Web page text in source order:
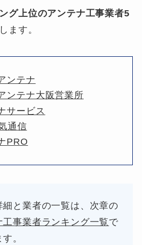
グ上位のアンテナ工事業者5
ます。
ンテナ
ンテナ大阪営業所
サービス
通信
PRO
細と業者の一覧は、次章の
工事業者ランキング一覧で
。